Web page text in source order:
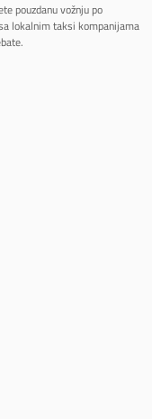
pouzdanu vožnju po
lokalnim taksi kompanijama